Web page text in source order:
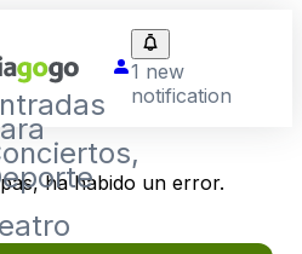
1 new
notification
ha habido un error.